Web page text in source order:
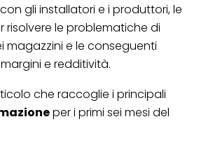
gli installatori e i produttori, le
risolvere le problematiche di
magazzini e le conseguenti
e redditività.
che raccoglie i principali
per i primi sei mesi del